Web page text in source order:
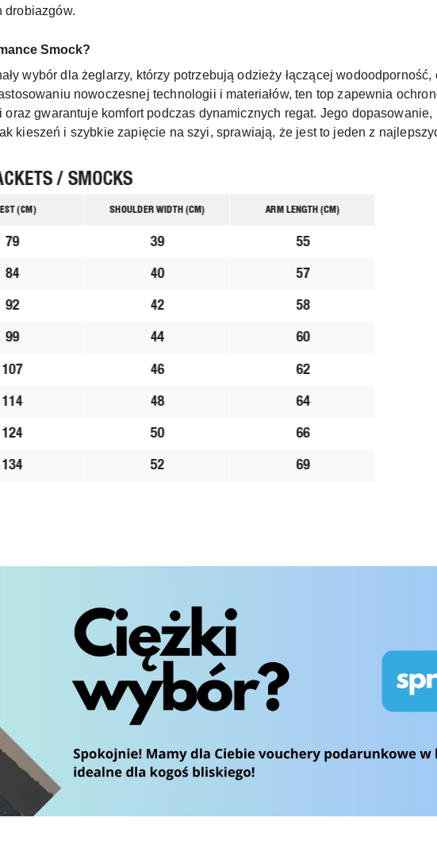
drobiazgów.
Smock?
wybór dla żeglarzy, którzy potrzebują odzieży łączącej wodoodporność,
nowoczesnej technologii i materiałów, ten top zapewnia
gwarantuje komfort podczas dynamicznych regat. Jego dopasowanie,
kieszeń i szybkie zapięcie na szyi, sprawiają, że jest to jeden z